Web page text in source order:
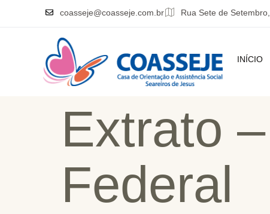
coasseje@coasseje.com.br Rua Sete de
INÍCIO
Extrato
Federal